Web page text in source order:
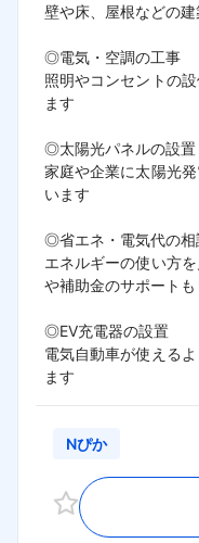
壁や床、屋根などの
◎電気・空調の工事
照明やコンセントの
ます
◎太陽光パネルの設置
家庭や企業に太陽光
います
◎省エネ・電気代の相
エネルギーの使い方
や補助金のサポート
◎EV充電器の設置
電気自動車が使える
ます
Nぴか